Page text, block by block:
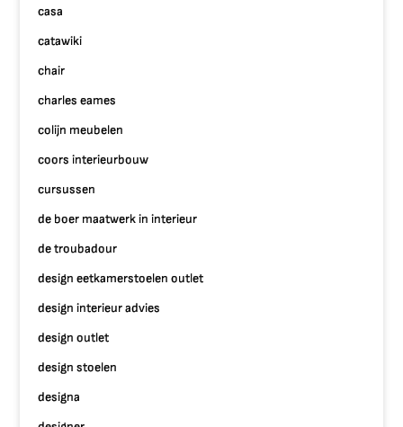
casa
catawiki
chair
charles eames
colijn meubelen
coors interieurbouw
cursussen
de boer maatwerk in interieur
de troubadour
design eetkamerstoelen outlet
design interieur advies
design outlet
design stoelen
designa